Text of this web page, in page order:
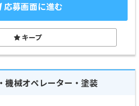
応募画面に進む
キープ
機械オペレーター・塗装